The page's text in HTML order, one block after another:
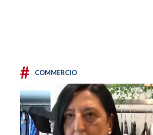
# COMMERCIO